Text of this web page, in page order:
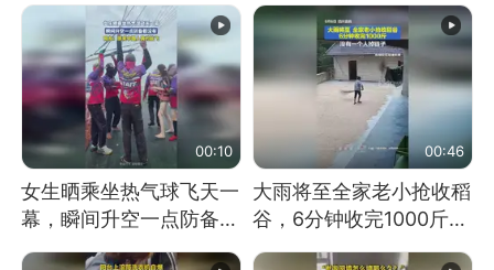
教！
00:10
女生晒乘坐热气球飞天一
幕，瞬间升空一点防备都
00:46
大雨将至全家老小抢收稻
谷，6分钟收完1000斤，